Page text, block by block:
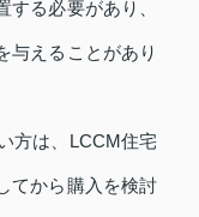
る必要があり、
与えることがあり
方は、LCCM住宅
てから購入を検討